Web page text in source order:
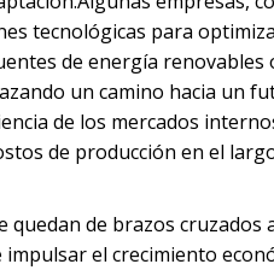
tecnológicas para
de energía renovables
un camino hacia un
de los mercados
de producción en el
de brazos cruzados
el crecimiento